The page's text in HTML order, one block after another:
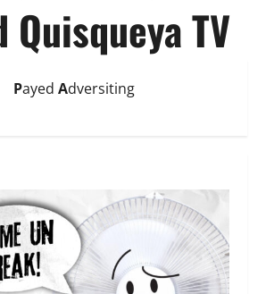
Quisqueya TV
Payed Adversiting